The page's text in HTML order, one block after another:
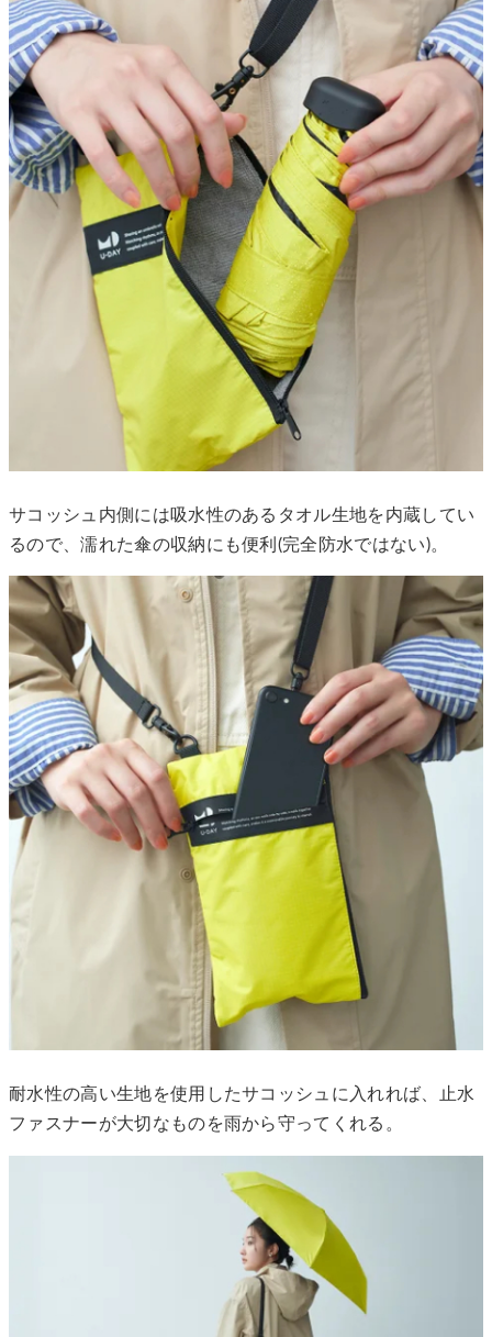
サコッシュ内側には吸水性のあるタオル生地を内蔵してい
るので、濡れた傘の収納にも便利(完全防水ではない)。
耐水性の高い生地を使用したサコッシュに入れれば、止水
ファスナーが大切なものを雨から守ってくれる。